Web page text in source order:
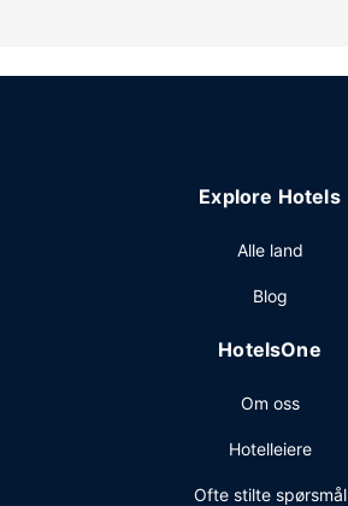
Explore Hotels
Alle land
Blog
HotelsOne
Om oss
Hotelleiere
Ofte stilte spørsmål